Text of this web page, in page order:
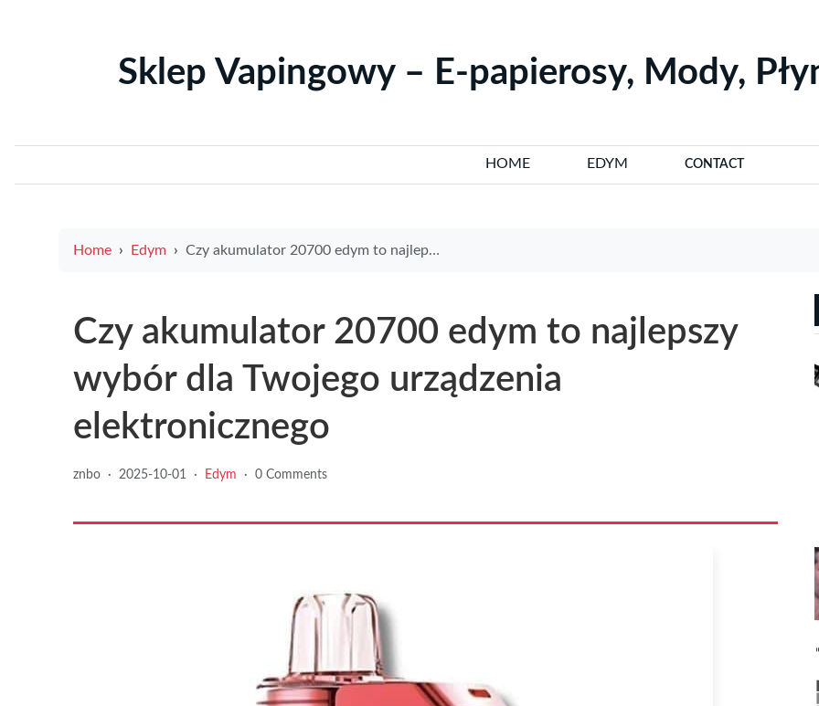
Sklep Vapingowy – E-papierosy, Mody,
HOME EDYM CONTACT
Home Edym Czy akumulator 20700 edym to najlepszy wybór dla Twojego urządzenia elektronicznego
Czy akumulator 20700 edym to najlepszy
wybór dla Twojego urządzenia
elektronicznego
znbo · 2025-10-01 · Edym · 0 Comments